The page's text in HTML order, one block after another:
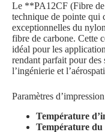
Le **PA12CF (Fibre
technique de pointe qui
exceptionnelles du
fibre de carbone. Cette
idéal pour les
rendant parfait pour des
l’ingénierie et
Paramètres d’impression
Température
Température du